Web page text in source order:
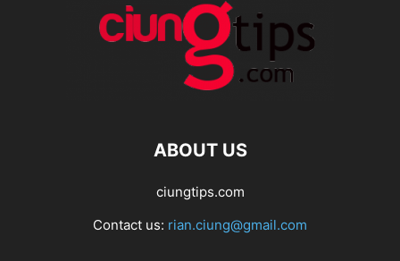
ABOUT US
ciungtips.com
Contact us: rian.ciung@gmail.com